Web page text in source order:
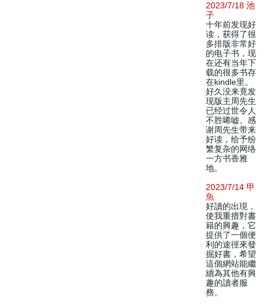
2023/7/18 池
子
十年前发现好
读，获得了很
多排版非常好
的电子书，现
在还有当年下
载的很多书存
在kindle里。
好久没来竟发
现版主周先生
已经过世令人
不胜唏嘘。感
谢周先生带来
好读，给予纷
繁复杂的网络
一方书香雅
地。
2023/7/14 甲
魚
好讀的出現，
使我重措對書
籍的興趣，它
提供了一個便
利的途徑來發
掘好書，希望
這個網站能繼
續為其他有興
趣的讀者服
務。